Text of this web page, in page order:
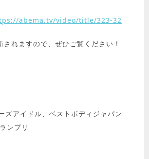
abema.tv/video/title/323-32
れますので、ぜひご覧ください！
ズアイドル、ベストボディジャパン
ンプリ